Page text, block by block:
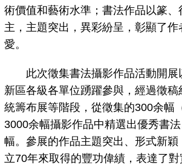
術價值和藝術水準；書法作品以篆、
主，主題突出，異彩紛呈，彰顯了
愛。
此次徵集書法攝影作品活動開展
新區各級各單位踴躍參與，經過徵稿
統籌布展等階段，從徵集的300余幅
3000余幅攝影作品中精選出優秀書
幅。參展的作品主題突出、形式新
立70年來取得的豐功偉績，表達了